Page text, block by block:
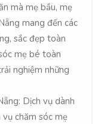
mà mẹ bầu, mẹ
mang đến các
sắc đẹp toàn
mẹ bé toàn
nghiệm những
Dịch vụ dành
chăm sóc mẹ